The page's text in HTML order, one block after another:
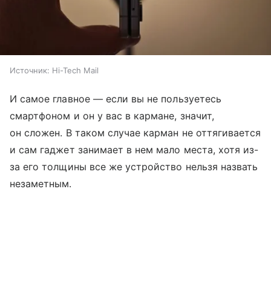
Источник: Hi-Tech Mail
И самое главное — если вы не пользуетесь
смартфоном и он у вас в кармане, значит,
он сложен. В таком случае карман не оттягивается
и сам гаджет занимает в нем мало места, хотя из-
за его толщины все же устройство нельзя назвать
незаметным.